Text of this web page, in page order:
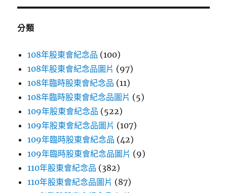
鍵
分類
108年股東會紀念品 (100)
108年股東會紀念品圖片 (97)
108年臨時股東會紀念品 (11)
108年臨時股東會紀念品圖片 (5)
109年股東會紀念品 (522)
109年股東會紀念品圖片 (107)
109年臨時股東會紀念品 (42)
109年臨時股東會紀念品圖片 (9)
110年股東會紀念品 (382)
110年股東會紀念品圖片 (87)